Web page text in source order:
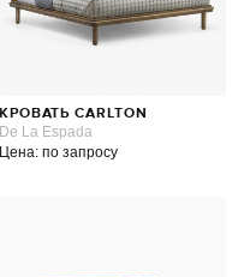
КРОВАТЬ CARLTON
De La Espada
Цена: по запросу